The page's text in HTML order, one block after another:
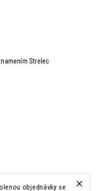
objednávky se
Strelec